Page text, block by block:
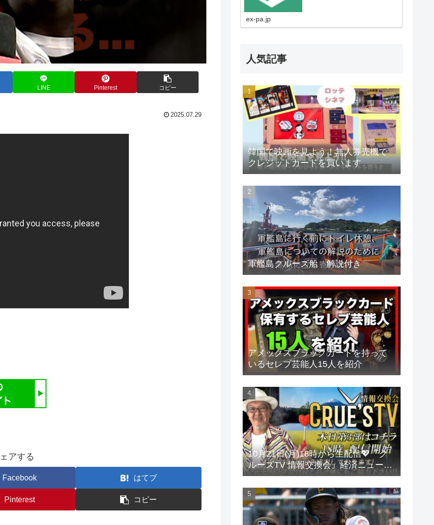
LINE Pinterest コピー
2025.07.29
アする
Facebook はてブ
Pinterest コピー
ex-pa.jp
人気記事
韓国で映画を見よう！無人券売機で
クレジットカードを買います
軍艦島クルーズ船 解説付き
アメックスブラックカードを持って
いるセレブ芸能人15人を紹介
10月21日(月)18時から生配信💖『ク
ルーズTV 情報交換会』経済ニュース
投資 株式市場 新NISA 投資信託 仮想
通貨 ビットコイン 不動産投資 為替
ベトナムドン イラクディナール